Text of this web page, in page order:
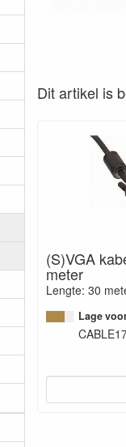
Dit artikel is
(S)VGA
meter
Lengte: 30
Lage